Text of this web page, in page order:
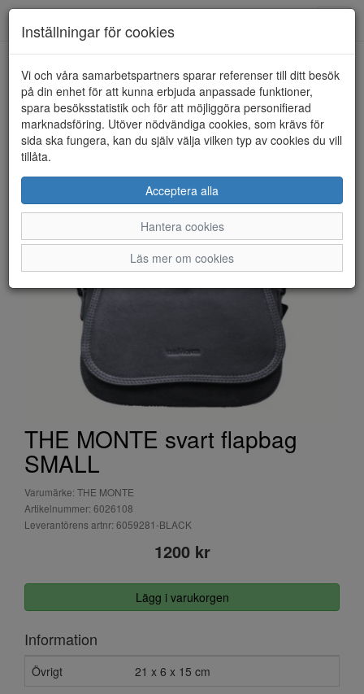
HEM THE MONTE
THE MONTE svart flapbag
SMALL
Varumärke: THE MONTE
Artikelnummer: 6026108
Leverantörens artnr: 6059281-BLACK
1200 kr
Lägg i varukorgen
Information
Övrigt 21 x 6 x 15 cm
Inställningar för cookies
Vi och våra samarbetspartners sparar referenser till ditt besök
på din enhet för att kunna erbjuda anpassade funktioner,
spara besöksstatistik och för att möjliggöra personifierad
marknadsföring. Utöver nödvändiga cookies, som krävs för
sida ska fungera, kan du själv välja vilken typ av cookies du vill
tillåta.
Acceptera alla
Hantera cookies
Läs mer om cookies